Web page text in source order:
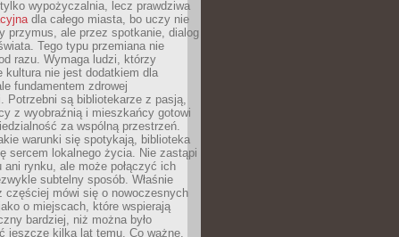
wypożyczalnia, lecz prawdziwa
dla całego miasta, bo uczy nie
przymus, ale przez spotkanie, dialog
Tego typu przemiana nie
razu. Wymaga ludzi, którzy
kultura nie jest dodatkiem dla
fundamentem zdrowej
Potrzebni są bibliotekarze z pasją,
z wyobraźnią i mieszkańcy gotowi
za wspólną przestrzeń.
warunki się spotykają, biblioteka
sercem lokalnego życia. Nie zastąpi
ani rynku, ale może połączyć ich
subtelny sposób. Właśnie
częściej mówi się o nowoczesnych
o miejscach, które wspierają
bardziej, niż można było
jeszcze kilka lat temu. Co ważne,